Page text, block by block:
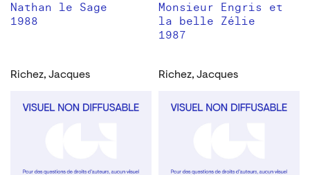
Nathan le Sage
1988
Monsieur Engris et
la belle Zélie
1987
Richez, Jacques Richez, Jacques